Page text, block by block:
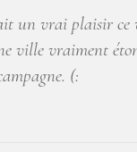
un vrai plaisir ce
ville vraiment
(: